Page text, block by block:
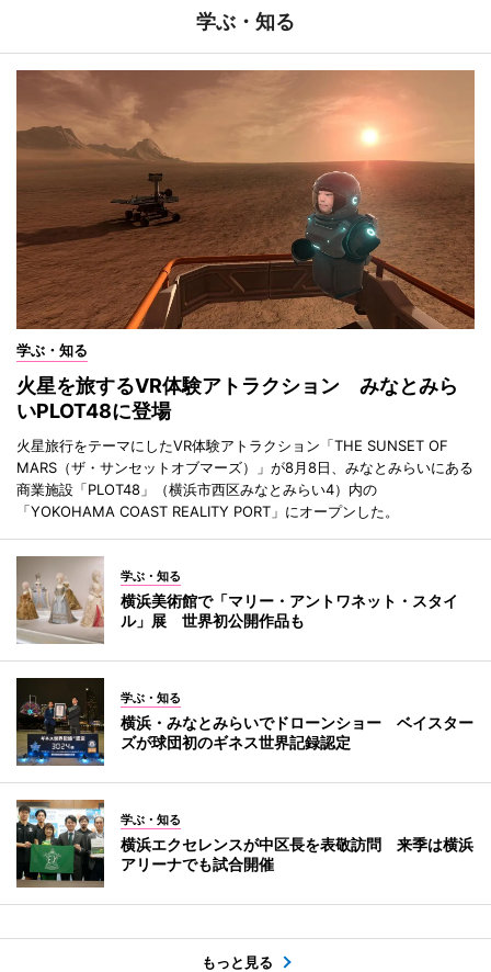
学ぶ・知る
学ぶ・知る
火星を旅するVR体験アトラクション みなとみら
いPLOT48に登場
火星旅行をテーマにしたVR体験アトラクション「THE SUNSET OF
MARS（ザ・サンセットオブマーズ）」が8月8日、みなとみらいにある
商業施設「PLOT48」（横浜市西区みなとみらい4）内の
「YOKOHAMA COAST REALITY PORT」にオープンした。
学ぶ・知る
横浜美術館で「マリー・アントワネット・スタイ
ル」展 世界初公開作品も
学ぶ・知る
横浜・みなとみらいでドローンショー ベイスター
ズが球団初のギネス世界記録認定
学ぶ・知る
横浜エクセレンスが中区長を表敬訪問 来季は横浜
アリーナでも試合開催
もっと見る